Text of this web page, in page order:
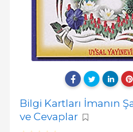
Bilgi Kartları İmanın
ve Cevaplar